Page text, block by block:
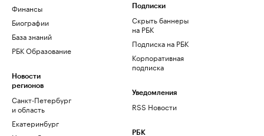
Финансы
Биографии
База знаний
РБК Образование
Новости
регионов
Санкт-Петербург
и область
Екатеринбург
Подписки
Скрыть баннеры
на РБК
Подписка на РБК
Корпоративная
подписка
Уведомления
RSS Новости
РБК